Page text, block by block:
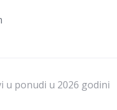
u ponudi u 2026 godini